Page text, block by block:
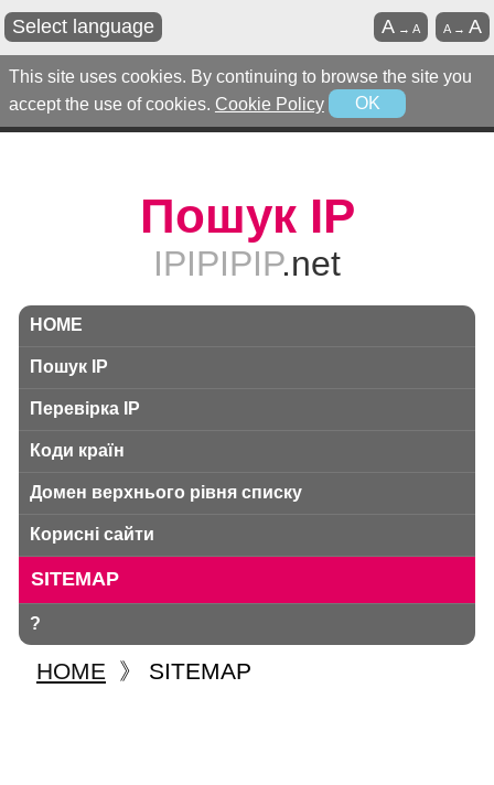
This site uses cookies. By continuing to browse the site you
accept the use of cookies. Cookie Policy OK
Select language A→A
A →A
Пошук IP
IPIPIPIP.net
HOME
Пошук IP
Перевірка IP
Коди країн
Домен верхнього рівня списку
Корисні сайти
SITEMAP
?
HOME 》 SITEMAP